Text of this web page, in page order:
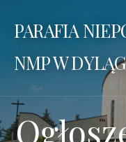
PARAFIA
NMP W